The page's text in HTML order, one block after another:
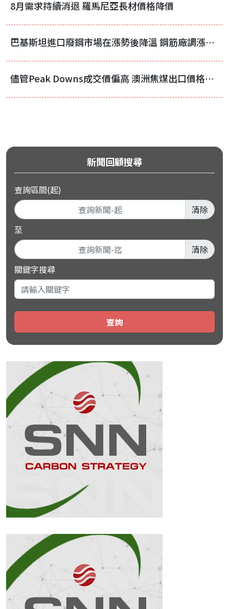
8月需求持續消退 羅馬尼亞長材價格降價
巴基斯坦進口廢鋼市場在漲勢後降溫 鋼筋廠調漲價格
儘管Peak Downs成交價偏高 澳洲焦煤出口價格仍持續承壓
新聞回顧搜尋
查詢區間(起)
清除
至
清除
關鍵字搜尋
查詢